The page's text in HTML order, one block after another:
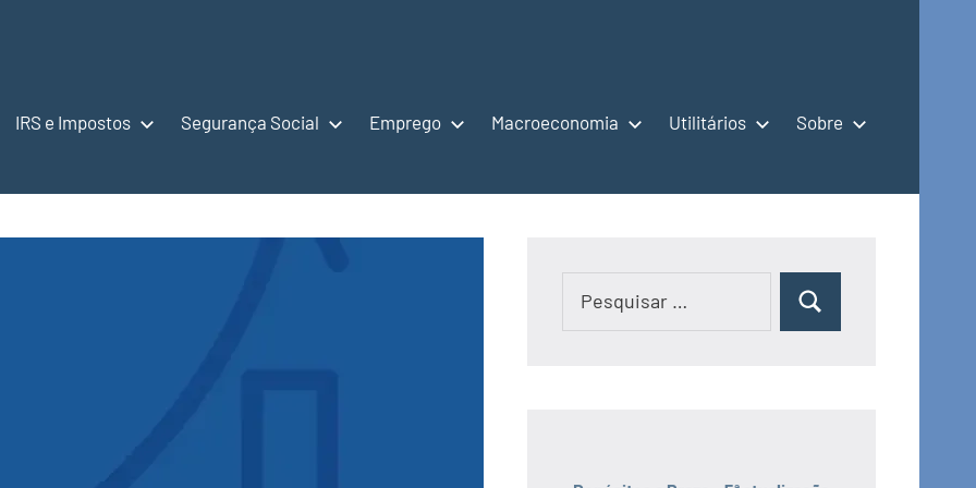
IRS e Impostos Segurança Social Emprego Macroeconomia Utilitários Sobre
Pesquisar